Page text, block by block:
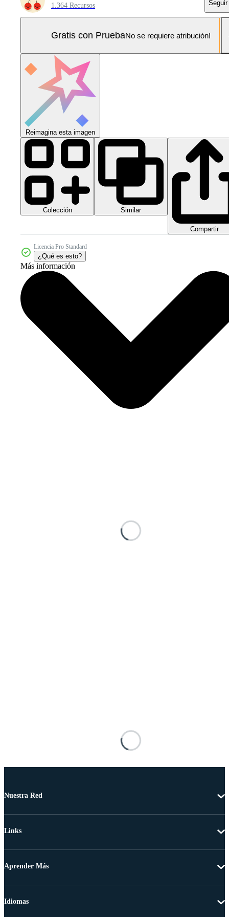
1.364 Recursos Seguir
Gratis con PruebaNo se requiere atribución!
Reimagina esta imagen
Colección Similar
Compartir
Licencia Pro Standard
¿Qué es esto?
Más información
Nuestra Red
Links
Aprender Más
Idiomas